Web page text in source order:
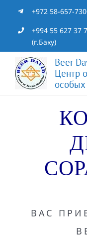
content
+972 58-657-
+994 55 627 37
(г.Баку)
Beer
Центр
особых
ВАС